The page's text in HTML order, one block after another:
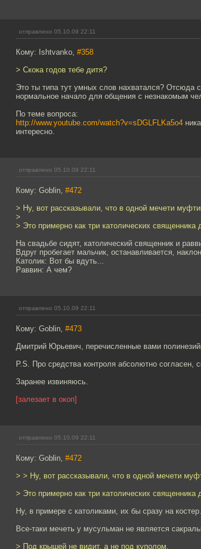
отправлено 05.10.09 22:11
Кому: Ishtvanko, #358
> Скока годов тебе дитя?
Это ты типа тут умных слов нахватался? Отсюда
нормальное начало для общения с незнакомым
По теме вопроса:
http://www.youtube.com/watch?v=sDGLFLKa5o4
интересно.
отправлено 05.10.09 22:11
Кому: Goblin, #472
> Ну, вот рассказывали, что в одной мечети
>
> Это примерно как три католических священника
На свадьбе сидят, католический священник и
Вдруг пробегает мальчик, останавливается,
Католик: Вот бы вдуть...
Раввин: А чем?
отправлено 05.10.09 22:11
Кому: Goblin, #473
Дмитрий Юрьевич, перечисленные вами
P.S. Про средства контроля абсолютно согласен,
Заранее извиняюсь.
[залезает в окоп]
отправлено 05.10.09 22:11
Кому: Goblin, #472
> > Ну, вот рассказывали, что в одной мечети
> Это примерно как три католических священника
Ну, в примере с католиками, их бы сразу на костер.
Все-таки мечеть у мусульман не является
> Под крышей не видит, а не под куполом.